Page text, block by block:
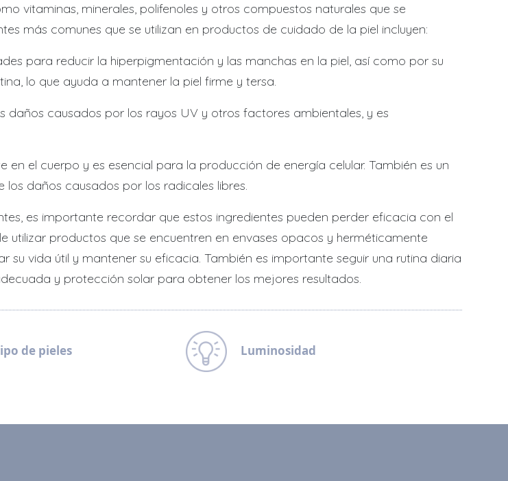
vitaminas, minerales, polifenoles y otros compuestos naturales que se
más comunes que se utilizan en productos de cuidado de la piel incluyen:
para reducir la hiperpigmentación y las manchas en la piel, así como por su
lo que ayuda a mantener la piel firme y tersa.
daños causados por los rayos UV y otros factores ambientales, y es
en el cuerpo y es esencial para la producción de energía celular. También es un
daños causados por los radicales libres.
es importante recordar que estos ingredientes pueden perder eficacia con el
utilizar productos que se encuentren en envases opacos y herméticamente
vida útil y mantener su eficacia. También es importante seguir una rutina diaria
y protección solar para obtener los mejores resultados.
de pieles Luminosidad